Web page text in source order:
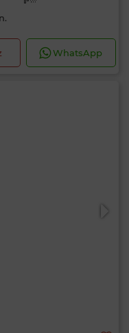
WhatsApp